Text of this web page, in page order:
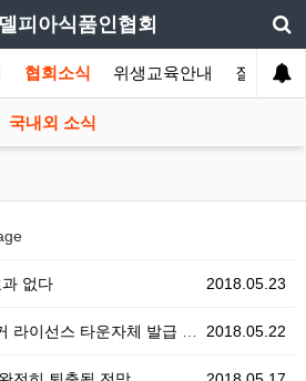
피아식품인협회
협회소식 위생교육안내 질의답변
국내외 소식
2018.05.23
없다
2018.05.22
이선스 타운자체 발급 추진